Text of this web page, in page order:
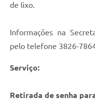
de lixo.
Informações na
pelo telefone 3826-
Serviço:
Retirada de senha